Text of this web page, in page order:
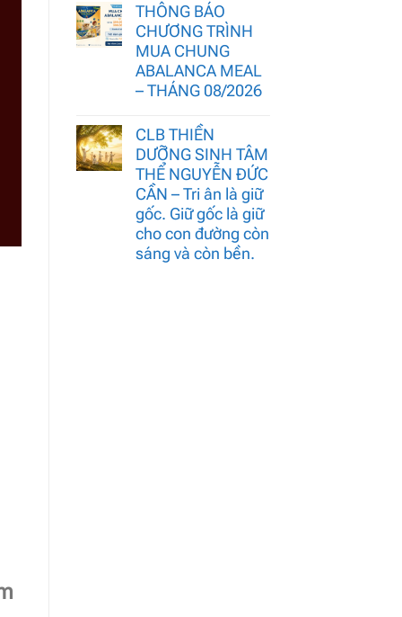
THÔNG BÁO
CHƯƠNG TRÌNH
MUA CHUNG
ABALANCA MEAL
– THÁNG 08/2026
CLB THIỀN
DƯỠNG SINH TÂM
THỂ NGUYỄN ĐỨC
CẦN – Tri ân là giữ
gốc. Giữ gốc là giữ
cho con đường còn
sáng và còn bền.